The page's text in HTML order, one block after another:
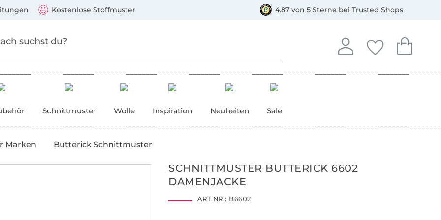
Kostenlose Stoffmuster 4.87 von 5 Sterne bei Trusted Shops
Anmelden
In deinem Konto
Deine
Du hast keine
Dein
Du hast
Schnittmuster Wolle Inspiration Neuheiten Sale
Marken Butterick Schnittmuster
SCHNITTMUSTER BUTTERICK 6602
DAMENJACKE
ART.NR.: B6602
Mastercard, PayPal, Giropay, Kauf auf Rechnung, Vorkasse